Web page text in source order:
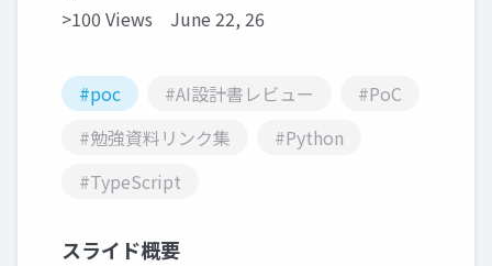
>100 Views June 22, 26
#poc #AI設計書レビュー
#PoC
#勉強資料リンク集
#Python
#TypeScript
スライド概要